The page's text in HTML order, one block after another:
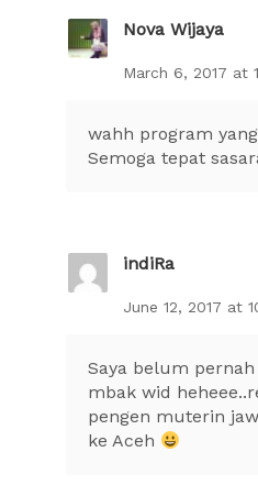
Nova Wijaya
March 6, 2017 at
wahh program
Semoga tepat
indiRa
June 12, 2017 at
Saya belum
mbak wid
pengen muterin
ke Aceh